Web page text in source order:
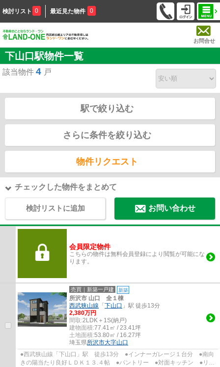
検討リスト 0 最近見た物件 0
お問合せ
下山口駅物件一覧
該当物件 4 戸
駅で絞り込む
さらに条件を絞り込む
物件リクエスト
チェックした物件をまとめて
検討リストに追加 お問い合わせ
会員限定物件
こちらの物件は無料会員登録により閲覧が可能にな
ります。
売買｜新築一戸建 新築
所沢市 山口 全１棟
西武狭山線 「 下山口 」駅 徒歩13分
2,380万円
間取:2LDK＋1S(納戸)
建物面積:77.41㎡ / 23.41坪
土地面積:53.80㎡ / 16.27坪
埼玉県所沢市大字山口
●西武狭山線「下山口」駅 徒歩13分 ●インナーガレージ１台分 ●南向
きの陽当たり良好ＬＤＫ１３.４帖 ●パントリー ●対面キッチン ●リビ